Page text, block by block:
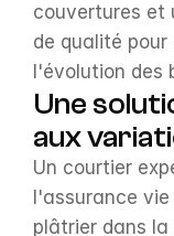
couvertures et
de qualité
l'évolution des
Une
aux
Un courtier
l'assurance
plâtrier dans